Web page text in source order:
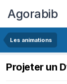
Agorabib
Les animations
Projeter un